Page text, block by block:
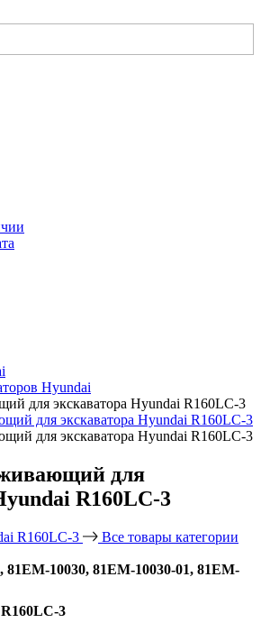
Hyundai
для экскаватора Hyundai R160LC-3
для
R160LC-3
R160LC-3 Все товары категории
81EM-10030, 81EM-10030-01, 81EM-
3